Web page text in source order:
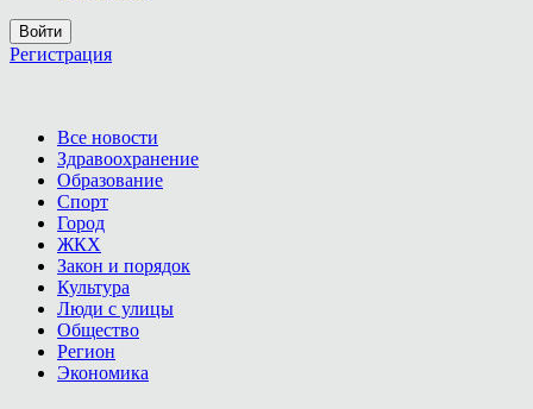
Войти
Регистрация
Все новости
Здравоохранение
Образование
Спорт
Город
ЖКХ
Закон и порядок
Культура
Люди с улицы
Общество
Регион
Экономика